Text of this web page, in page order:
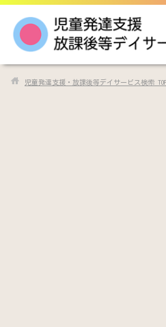
児童発達支援・放課後等デイサービス検索 TOP